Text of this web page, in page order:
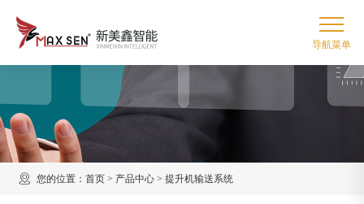
您的位置： 首页 > 产品中心 > 提升机输送系统